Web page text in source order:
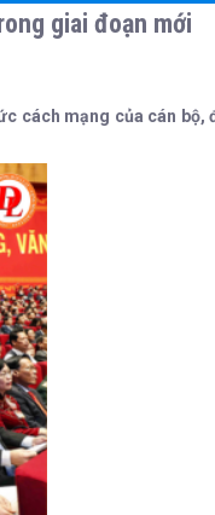
giai đoạn mới
cách mạng của cán